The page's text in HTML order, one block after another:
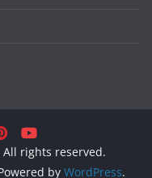
All rights reserved.
by WordPress.